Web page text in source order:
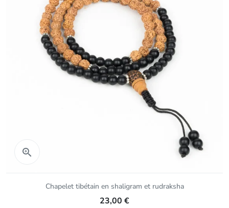

Chapelet tibétain en shaligram et rudraksha
23,00 €